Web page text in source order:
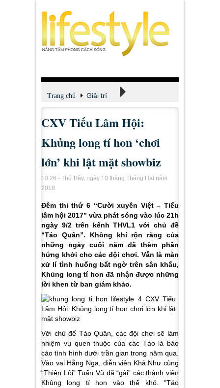
Trang chủ Giải trí
Xem - Nghe - Đọc
CXV Tiếu Lâm Hội:
Khủng long tí hon ‘chơi
lớn’ khi lật mặt showbiz
10:26 - Thứ Bảy, ngày 10 tháng Tháng Hai năm
2018
Đêm thi thứ 6 “Cười xuyên Việt – Tiếu
lâm hội 2017” vừa phát sóng vào lúc 21h
ngày 9/2 trên kênh THVL1 với chủ đề
“Táo Quân”. Không khí rộn ràng của
những ngày cuối năm đã thêm phần
hứng khởi cho các đội chơi. Vẫn là màn
xử lí tình huống bất ngờ trên sân khấu,
Khủng long tí hon đã nhận được những
lời khen từ ban giám khảo.
Với chủ để Táo Quân, các đội chơi sẽ làm
nhiệm vụ quen thuộc của các Táo là báo
cáo tình hình dưới trần gian trong năm qua.
Vào vai Hằng Nga, diễn viên Khả Như cùng
“Thiên Lôi” Tuấn Vũ đã “gài” các thành viên
Khủng long tí hon vào thế khó. “Táo